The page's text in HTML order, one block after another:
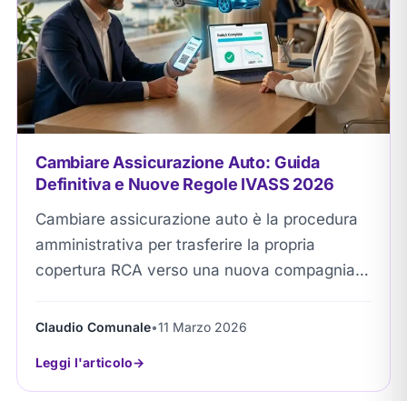
Cambiare Assicurazione Auto: Guida
Definitiva e Nuove Regole IVASS 2026
Cambiare assicurazione auto è la procedura
amministrativa per trasferire la propria
copertura RCA verso una nuova compagnia.
rincari tariffari e ottimizzare le...
Claudio Comunale•11 Marzo 2026
Leggi l'articolo